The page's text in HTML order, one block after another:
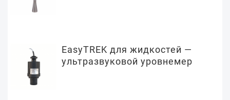
EasyTREK для жидкостей —
ультразвуковой уровнемер